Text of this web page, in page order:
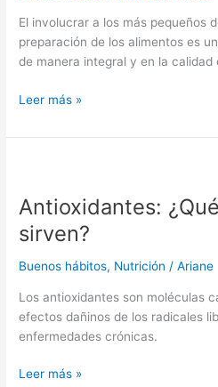
El involucrar a los más pequeños
preparación de los alimentos es
de manera integral y en la calidad
la
preparación
de
Leer más »
Antioxidantes:
sirven?
Buenos hábitos, Nutrición /Ariane
Los antioxidantes son moléculas
efectos dañinos de los radicales
enfermedades crónicas.
son
para
qué
Leer más »